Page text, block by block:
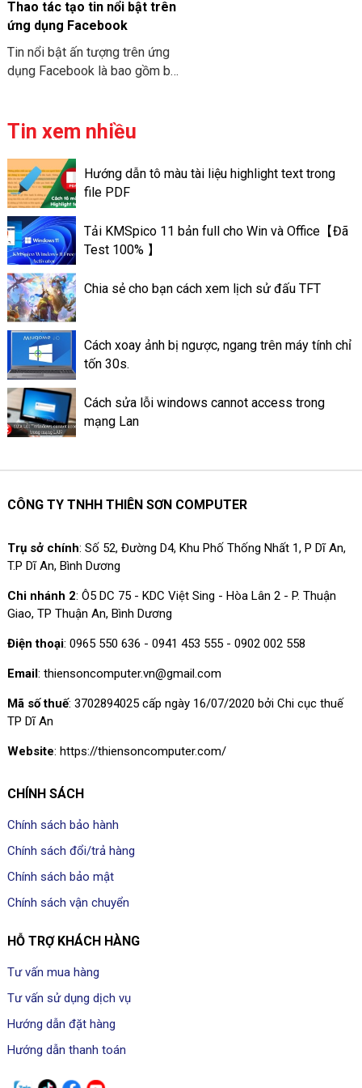
subtitle,… Hãy cùng THIÊN
SƠN COMPUTER tham khảo
cách dùng Pictory AI làm
video đa nền tảng nhé!
Thao tác tạo tin nổi bật trên
ứng dụng Facebook
Tin nổi bật ấn tượng trên ứng
dụng Facebook là bao gồm bộ
động lưu trữ ngay cả ở trên
với ứng dụng Story Facebook
là chỉ có lưu giữ trong thời
gian nhất định nào đó. Chỉ là
trong vòng 24h. Các tin nổi bật
ấn tượng trên Facebook lại có
thể lưu trữ lâu dài, đến lúc bạn
xóa đi. Cách làm Thao tác tạo
tin nổi bật trên ứng dụng
Facebook là làm như thế nào?
Tin xem nhiều
Hướng dẫn tô màu tài liệu highlight text trong
file PDF
Tải KMSpico 11 bản full cho Win và Office【Đã
Test 100% 】
Chia sẻ cho bạn cách xem lịch sử đấu TFT
Cách xoay ảnh bị ngược, ngang trên máy tính chỉ
tốn 30s.
Cách sửa lỗi windows cannot access trong
mạng Lan
CÔNG TY TNHH THIÊN SƠN COMPUTER
Trụ sở chính: Số 52, Đường D4, Khu Phố Thống Nhất 1, P Dĩ An,
T.P Dĩ An, Bình Dương
Chi nhánh 2: Ô5 DC 75 - KDC Việt Sing - Hòa Lân 2 - P. Thuận
Giao, TP Thuận An, Bình Dương
Điện thoại: 0965 550 636 - 0941 453 555 - 0902 002 558
Email: thiensoncomputer.vn@gmail.com
Mã số thuế: 3702894025 cấp ngày 16/07/2020 bởi Chi cục thuế
TP Dĩ An
Website: https://thiensoncomputer.com/
CHÍNH SÁCH
Chính sách bảo hành
Chính sách đổi/trả hàng
Chính sách bảo mật
Chính sách vận chuyển
HỖ TRỢ KHÁCH HÀNG
Tư vấn mua hàng
Tư vấn sử dụng dịch vụ
Hướng dẫn đặt hàng
Hướng dẫn thanh toán